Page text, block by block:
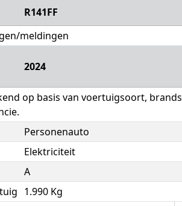
R141FF
meldingen
2024
op basis van voertuigsoort,
Personenauto
Elektriciteit
A
1.990 Kg